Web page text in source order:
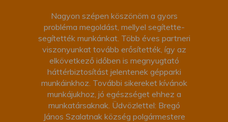
Nagyon szépen köszönöm a gyors
probléma megoldást, mellyel segítette-
segítették munkánkat. Több éves partneri
viszonyunkat tovább erősítették, így az
elkövetkező időben is megnyugtató
háttérbiztosítást jelentenek gépparki
munkáinkhoz. További sikereket kívánok
munkájukhoz, jó egészséget ehhez a
munkatársaknak. Üdvözlettel: Bregó
János Szalatnak község polgármestere